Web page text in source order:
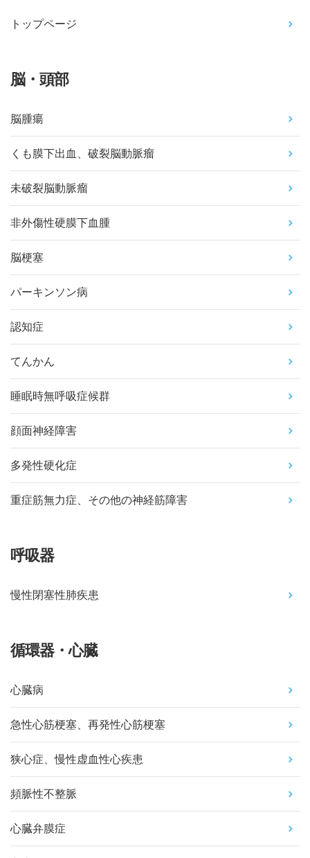
トップページ
脳・頭部
脳腫瘍
くも膜下出血、破裂脳動脈瘤
未破裂脳動脈瘤
非外傷性硬膜下血腫
脳梗塞
パーキンソン病
認知症
てんかん
睡眠時無呼吸症候群
顔面神経障害
多発性硬化症
重症筋無力症、その他の神経筋障害
呼吸器
慢性閉塞性肺疾患
循環器・心臓
心臓病
急性心筋梗塞、再発性心筋梗塞
狭心症、慢性虚血性心疾患
頻脈性不整脈
心臓弁膜症